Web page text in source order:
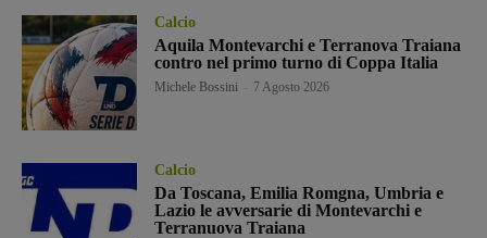
Calcio
Aquila Montevarchi e Terranova Traiana
contro nel primo turno di Coppa Italia
Michele Bossini 7 Agosto 2026
Calcio
Da Toscana, Emilia Romgna, Umbria e
Lazio le avversarie di Montevarchi e
Terranuova Traiana